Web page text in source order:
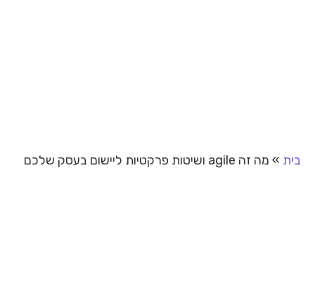
בית » מה זה agile ושיטות פרקטיות ליישום בעסק שלכם